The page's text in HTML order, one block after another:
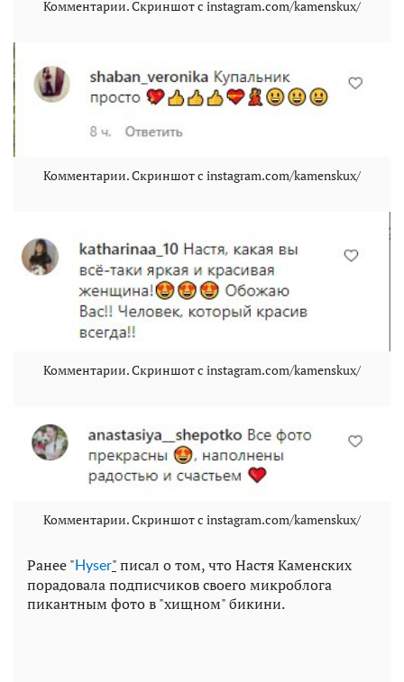
Комментарии. Скриншот с instagram.com/kamenskux/
Комментарии. Скриншот с instagram.com/kamenskux/
Комментарии. Скриншот с instagram.com/kamenskux/
Комментарии. Скриншот с instagram.com/kamenskux/
Ранее " Нyser"писал о том, что Настя Каменских
порадовала подписчиков своего микроблога
пикантным фото в "хищном" бикини.